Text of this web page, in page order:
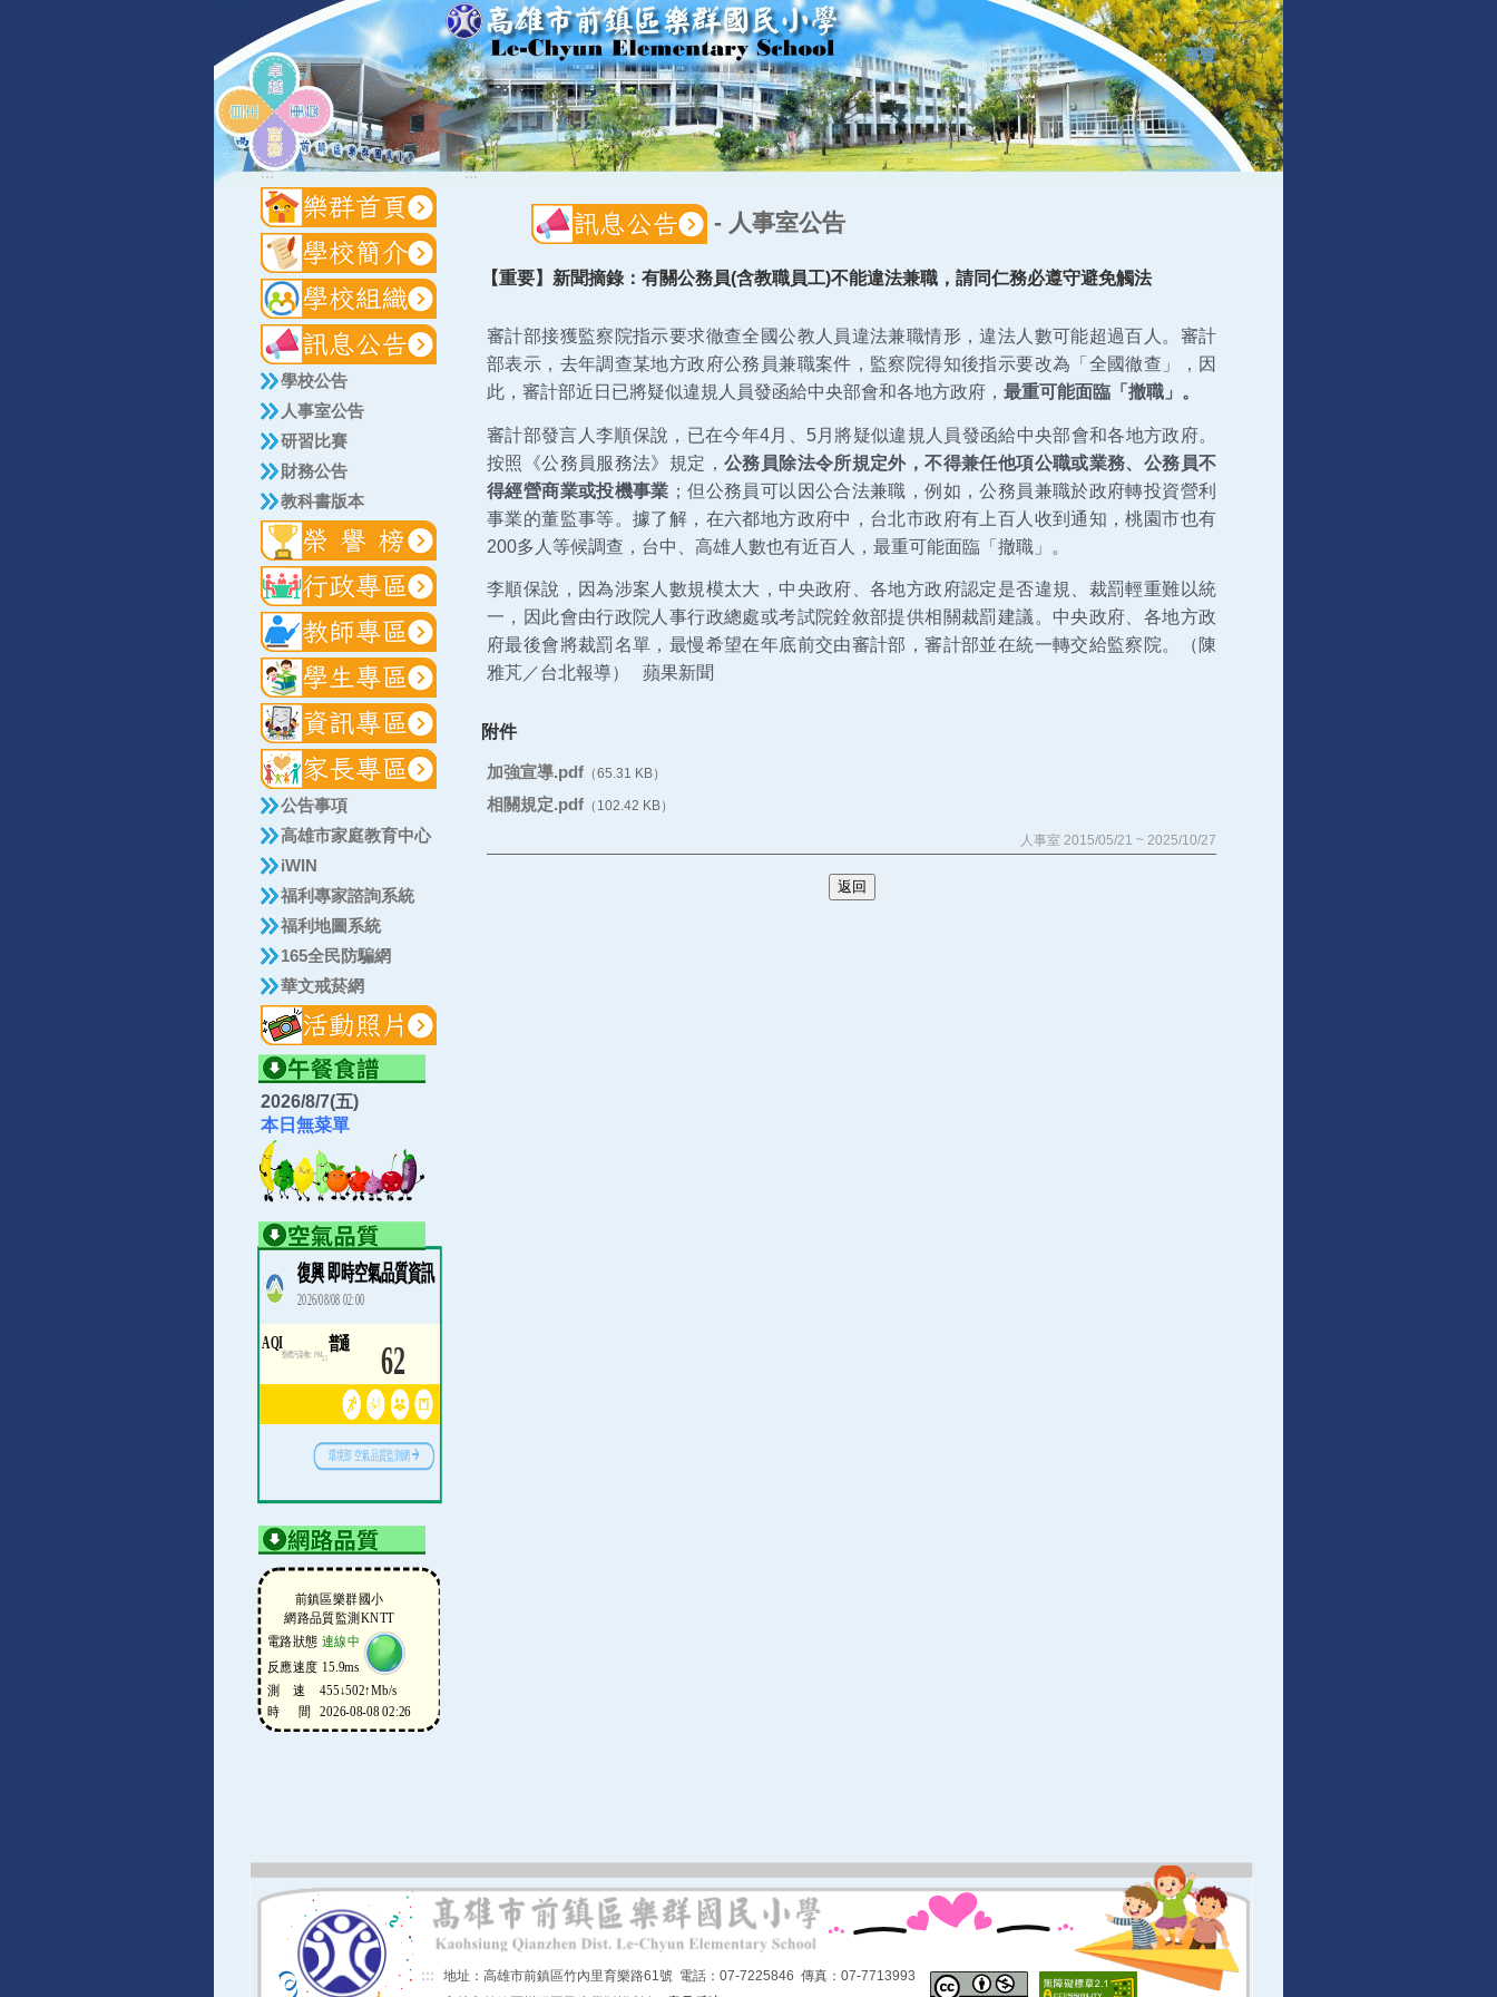
::: 導覽
:::
學校公告
人事室公告
研習比賽
財務公告
教科書版本
公告事項
高雄市家庭教育中心
iWIN
福利專家諮詢系統
福利地圖系統
165全民防騙網
華文戒菸網
2026/8/7(五)
本日無菜單
:::
- 人事室公告
【重要】新聞摘錄：有關公務員(含教職員工)不能違法兼職，請同仁務必遵守避免觸法
審計部接獲監察院指示要求徹查全國公教人員違法兼職情形，違法人數可能超過百人。審計
部表示，去年調查某地方政府公務員兼職案件，監察院得知後指示要改為「全國徹查」，因
此，審計部近日已將疑似違規人員發函給中央部會和各地方政府， 最重可能面臨「撤職」。
審計部發言人李順保說，已在今年4月、5月將疑似違規人員發函給中央部會和各地方政府。
按照《公務員服務法》規定， 公務員除法令所規定外，不得兼任他項公職或業務、公務員不
得經營商業或投機事業 ；但公務員可以因公合法兼職，例如，公務員兼職於政府轉投資營利
事業的董監事等。據了解，在六都地方政府中，台北市政府有上百人收到通知，桃園市也有
200多人等候調查，台中、高雄人數也有近百人，最重可能面臨「撤職」。
李順保說，因為涉案人數規模太大，中央政府、各地方政府認定是否違規、裁罰輕重難以統
一，因此會由行政院人事行政總處或考試院銓敘部提供相關裁罰建議。中央政府、各地方政
府最後會將裁罰名單，最慢希望在年底前交由審計部，審計部並在統一轉交給監察院。（陳
雅芃／台北報導） 蘋果新聞
附件
加強宣導.pdf （65.31 KB）
相關規定.pdf （102.42 KB）
人事室 2015/05/21 ~ 2025/10/27
返回
:::
地址：高雄市前鎮區竹內里育樂路61號 電話：07-7225846 傳真：07-7713993